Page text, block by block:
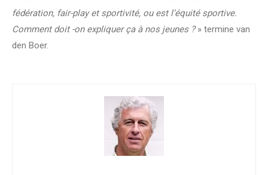
fédération, fair-play et sportivité, ou est l’équité sportive.
Comment doit -on expliquer ça à nos jeunes ?» termine van
den Boer.